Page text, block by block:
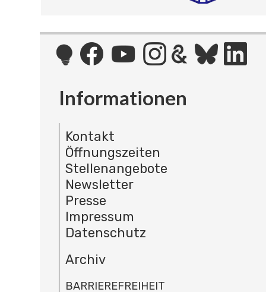
Informationen
Kontakt
Öffnungszeiten
Stellenangebote
Newsletter
Presse
Impressum
Datenschutz
Archiv
BARRIEREFREIHEIT